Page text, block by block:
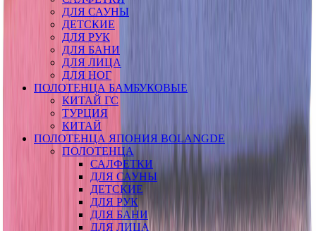
ДЛЯ САУНЫ
ДЕТСКИЕ
ДЛЯ РУК
ДЛЯ БАНИ
ДЛЯ ЛИЦА
ДЛЯ НОГ
ПОЛОТЕНЦА БАМБУКОВЫЕ
КИТАЙ ГС
ТУРЦИЯ
КИТАЙ
ПОЛОТЕНЦА ЯПОНИЯ BOLANGDE
ПОЛОТЕНЦА
САЛФЕТКИ
ДЛЯ САУНЫ
ДЕТСКИЕ
ДЛЯ РУК
ДЛЯ БАНИ
ДЛЯ ЛИЦА